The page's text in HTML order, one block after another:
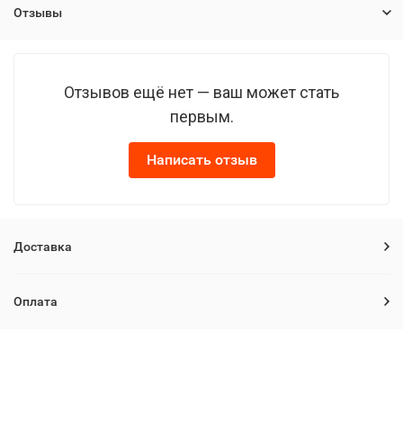
Отзывы
Отзывов ещё нет — ваш может стать
первым.
Написать отзыв
Доставка
Оплата